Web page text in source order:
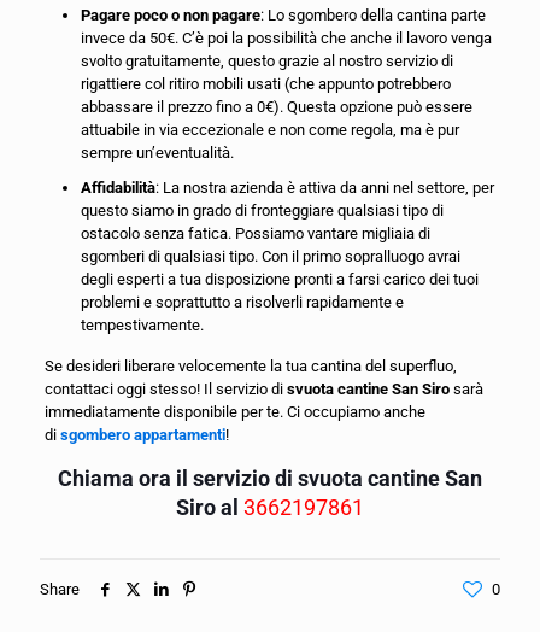
Pagare poco o non pagare: Lo sgombero della cantina parte
invece da 50€. C’è poi la possibilità che anche il lavoro venga
svolto gratuitamente, questo grazie al nostro servizio di
rigattiere col ritiro mobili usati (che appunto potrebbero
abbassare il prezzo fino a 0€). Questa opzione può essere
attuabile in via eccezionale e non come regola, ma è pur
sempre un’eventualità.
Affidabilità: La nostra azienda è attiva da anni nel settore, per
questo siamo in grado di fronteggiare qualsiasi tipo di
ostacolo senza fatica. Possiamo vantare migliaia di
sgomberi di qualsiasi tipo. Con il primo sopralluogo avrai
degli esperti a tua disposizione pronti a farsi carico dei tuoi
problemi e soprattutto a risolverli rapidamente e
tempestivamente.
Se desideri liberare velocemente la tua cantina del superfluo,
contattaci oggi stesso! Il servizio di svuota cantine San Siro sarà
immediatamente disponibile per te. Ci occupiamo anche
di sgombero appartamenti!
Chiama ora il servizio di svuota cantine San
Siro al 3662197861
Share 0